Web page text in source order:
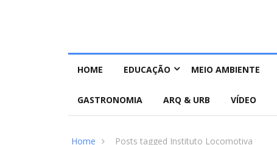
HOME EDUCAÇÃO MEIO AMBIENTE
GASTRONOMIA ARQ & URB VÍDEO
Home Posts tagged Instituto Locomotiva